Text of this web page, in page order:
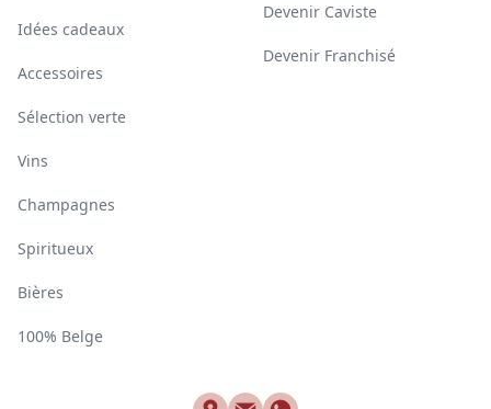
Idées cadeaux
Accessoires
Sélection verte
Vins
Champagnes
Spiritueux
Bières
100% Belge
Devenir Caviste
Devenir Franchisé